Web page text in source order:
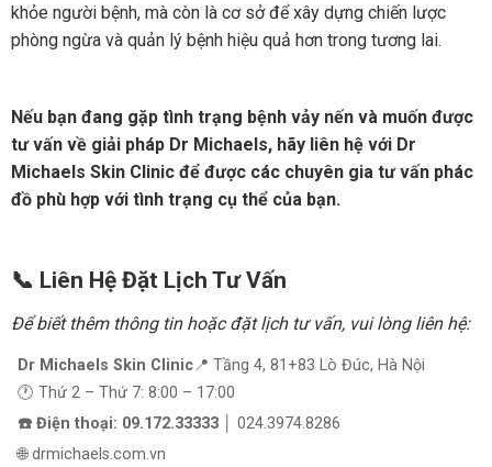
khỏe người bệnh, mà còn là cơ sở để xây dựng chiến lược
phòng ngừa và quản lý bệnh hiệu quả hơn trong tương lai.
Nếu bạn đang gặp tình trạng bệnh vảy nến và muốn được
tư vấn về giải pháp Dr Michaels, hãy liên hệ với Dr
Michaels Skin Clinic để được các chuyên gia tư vấn phác
đồ phù hợp với tình trạng cụ thể của bạn.
📞 Liên Hệ Đặt Lịch Tư Vấn
Để biết thêm thông tin hoặc đặt lịch tư vấn, vui lòng liên hệ:
Dr Michaels Skin Clinic📍 Tầng 4, 81+83 Lò Đúc, Hà Nội
🕐 Thứ 2 – Thứ 7: 8:00 – 17:00
☎️ Điện thoại: 09.172.33333│ 024.3974.8286
🌐 drmichaels.com.vn